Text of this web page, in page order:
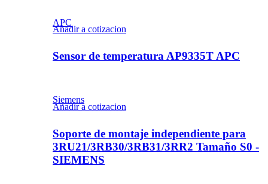
APC
Añadir a cotizacion
Sensor de temperatura AP9335T APC
Siemens
Añadir a cotizacion
Soporte de montaje independiente para
3RU21/3RB30/3RB31/3RR2 Tamaño S0 -
SIEMENS